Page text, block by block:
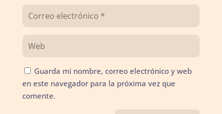
Guarda mi nombre, correo electrónico y web
en este navegador para la próxima vez que
comente.